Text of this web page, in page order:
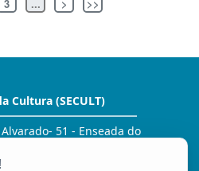
3 ... > >>
Cultura (SECULT)
51 - Enseada do
380 - Vitória / ES